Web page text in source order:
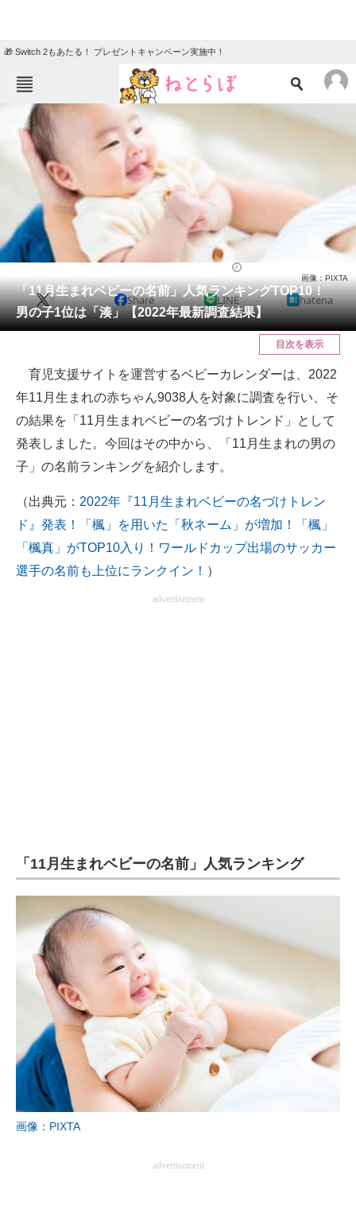
🎁 Switch 2もあたる！ プレゼントキャンペーン実施中！
ねとらぼメニュー
TOP
エンタメ クイズ
地域
住まい 教育・育児
動物 リサーチ
会員記事
メディア
ITの今と未来を見通す
スマホと通信の最新トレンド
進化するPCとデバイスの未来
好きが集まる 比べて選べる
ビジネスと働き方のヒント
エレクトロニクス専門サイト
エネルギーの専門メディア
建設×テクノロジーの最前線
ちょっと気になるネットの話題
「11月生まれベビーの名前」人気ランキングTOP10！
男の子1位は「湊」【2022年最新調査結果】
画像：PIXTA
X Share LINE hatena
目次を表示
育児支援サイトを運営するベビーカレンダーは、2022
年11月生まれの赤ちゃん9038人を対象に調査を行い、そ
の結果を「11月生まれベビーの名づけトレンド」として
発表しました。今回はその中から、「11月生まれの男の
子」の名前ランキングを紹介します。
（出典元： 2022年『11月生まれベビーの名づけトレン
ド』発表！「楓」を用いた「秋ネーム」が増加！「楓」
「楓真」がTOP10入り！ワールドカップ出場のサッカー
選手の名前も上位にランクイン！ ）
advertisement
「11月生まれベビーの名前」人気ランキング
画像：PIXTA
advertisement